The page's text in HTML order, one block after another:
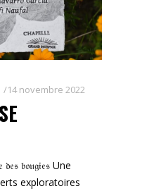
14 novembre 2022
𝔡𝔢𝔰 𝔟𝔬𝔲𝔤𝔦𝔢𝔰 Une
exploratoires